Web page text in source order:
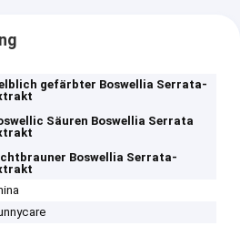
gefärbter Boswellia Serrata-
Säuren Boswellia Serrata
Boswellia Serrata-